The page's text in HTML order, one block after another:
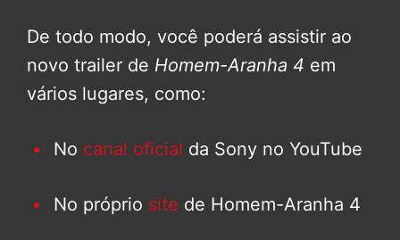
De todo modo, você poderá assistir ao
novo trailer de Homem-Aranha 4 em
vários lugares, como:
No canal oficial da Sony no YouTube
No próprio site de Homem-Aranha 4